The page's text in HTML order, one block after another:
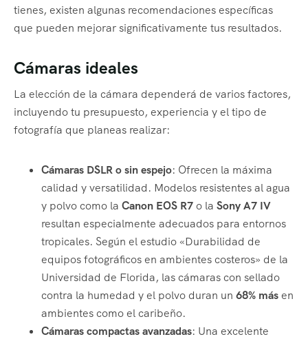
tienes, existen algunas recomendaciones específicas
que pueden mejorar significativamente tus resultados.
Cámaras ideales
La elección de la cámara dependerá de varios factores,
incluyendo tu presupuesto, experiencia y el tipo de
fotografía que planeas realizar:
Cámaras DSLR o sin espejo: Ofrecen la máxima
calidad y versatilidad. Modelos resistentes al agua
y polvo como la Canon EOS R7o la Sony A7 IV
resultan especialmente adecuados para entornos
tropicales. Según el estudio «Durabilidad de
equipos fotográficos en ambientes costeros» de la
Universidad de Florida, las cámaras con sellado
contra la humedad y el polvo duran un 68% másen
ambientes como el caribeño.
Cámaras compactas avanzadas: Una excelente